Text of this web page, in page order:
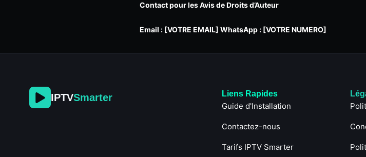
Contact pour les Avis de Droits d’Auteur
Email : [VOTRE EMAIL] WhatsApp : [VOTRE NUMERO]
IPTVSmarter Liens Rapides
Guide d'Installation
Contactez-nous
Tarifs IPTV Smarter